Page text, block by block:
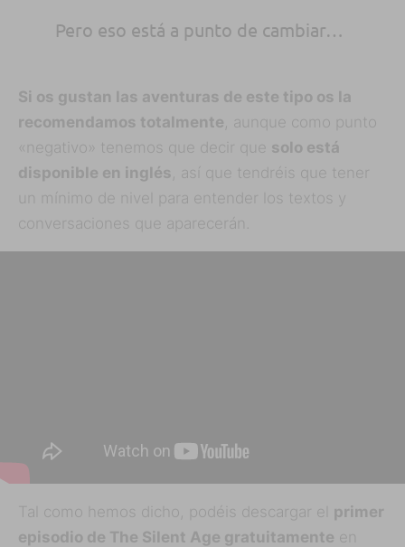
Pero eso está a punto de cambiar…
Si os gustan las aventuras de este tipo os la
recomendamos totalmente , aunque como punto
«negativo» tenemos que decir que solo está
disponible en inglés , así que tendréis que tener
un mínimo de nivel para entender los textos y
conversaciones que aparecerán.
Tal como hemos dicho, podéis descargar el primer
episodio de The Silent Age gratuitamente en